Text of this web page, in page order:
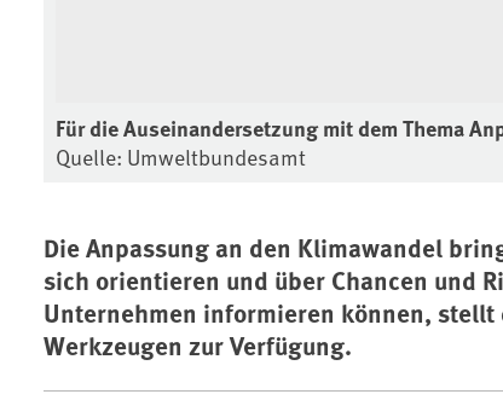
Für die Auseinandersetzung mit dem Thema
Quelle: Umweltbundesamt
Die Anpassung an den Klimawandel
sich orientieren und über Chancen und
Unternehmen informieren können, stellt
Werkzeugen zur Verfügung.